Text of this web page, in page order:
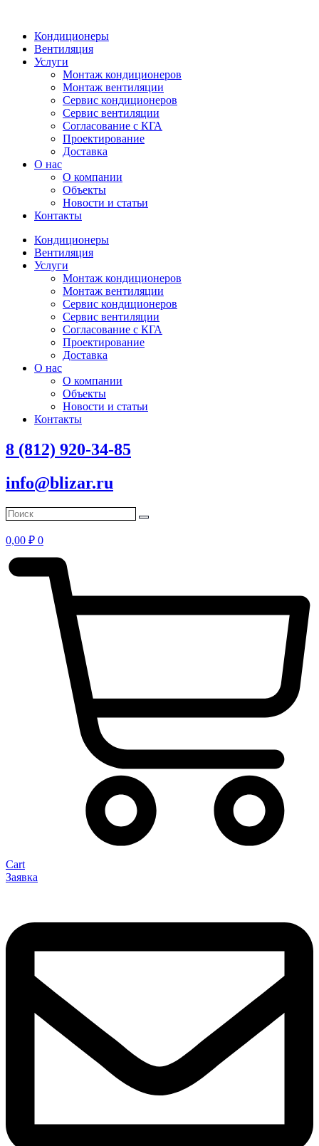
Кондиционеры
Вентиляция
Услуги
Монтаж кондиционеров
Монтаж вентиляции
Сервис кондиционеров
Сервис вентиляции
Согласование с КГА
Проектирование
Доставка
О нас
О компании
Объекты
Новости и статьи
Контакты
Кондиционеры
Вентиляция
Услуги
Монтаж кондиционеров
Монтаж вентиляции
Сервис кондиционеров
Сервис вентиляции
Согласование с КГА
Проектирование
Доставка
О нас
О компании
Объекты
Новости и статьи
Контакты
8 (812) 920-34-85
info@blizar.ru
0,00 ₽ 0
Cart
Заявка